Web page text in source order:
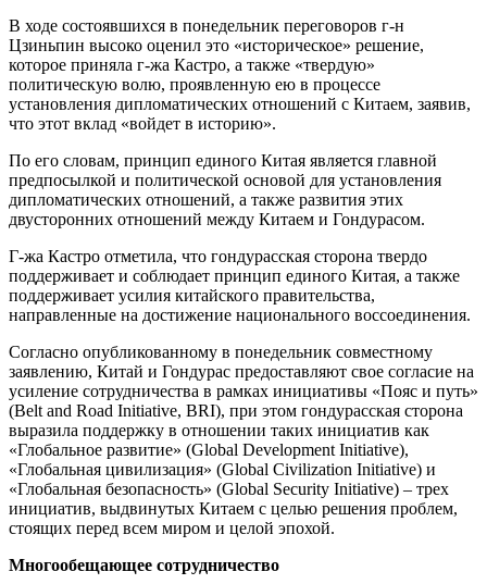
В ходе состоявшихся в понедельник переговоров г-н
Цзиньпин высоко оценил это «историческое» решение,
которое приняла г-жа Кастро, а также «твердую»
политическую волю, проявленную ею в процессе
установления дипломатических отношений с Китаем, заявив,
что этот вклад «войдет в историю».
По его словам, принцип единого Китая является главной
предпосылкой и политической основой для установления
дипломатических отношений, а также развития этих
двусторонних отношений между Китаем и Гондурасом.
Г-жа Кастро отметила, что гондурасская сторона твердо
поддерживает и соблюдает принцип единого Китая, а также
поддерживает усилия китайского правительства,
направленные на достижение национального воссоединения.
Согласно опубликованному в понедельник совместному
заявлению, Китай и Гондурас предоставляют свое согласие на
усиление сотрудничества в рамках инициативы «Пояс и путь»
(Belt and Road Initiative, BRI), при этом гондурасская сторона
выразила поддержку в отношении таких инициатив как
«Глобальное развитие» (Global Development Initiative),
«Глобальная цивилизация» (Global Civilization Initiative) и
«Глобальная безопасность» (Global Security Initiative) – трех
инициатив, выдвинутых Китаем с целью решения проблем,
стоящих перед всем миром и целой эпохой.
Многообещающее сотрудничество